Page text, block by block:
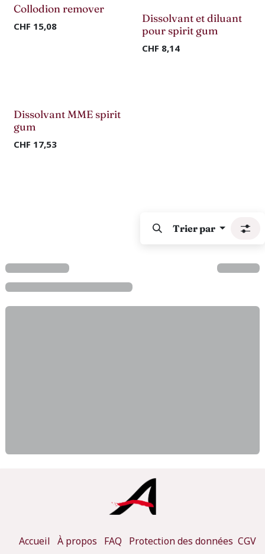
Collodion remover
CHF 15,08
Dissolvant et diluant
pour spirit gum
CHF 8,14
Dissolvant MME spirit
gum
CHF 17,53
Trier par
Accueil À propos FAQ Protection des données CGV